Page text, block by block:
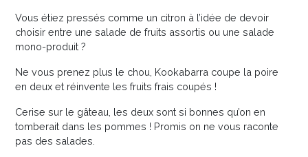
Vous étiez pressés comme un citron à l’idée de devoir
choisir entre une salade de fruits assortis ou une salade
mono-produit ?
Ne vous prenez plus le chou, Kookabarra coupe la poire
en deux et réinvente les fruits frais coupés !
Cerise sur le gâteau, les deux sont si bonnes qu’on en
tomberait dans les pommes ! Promis on ne vous raconte
pas des salades.